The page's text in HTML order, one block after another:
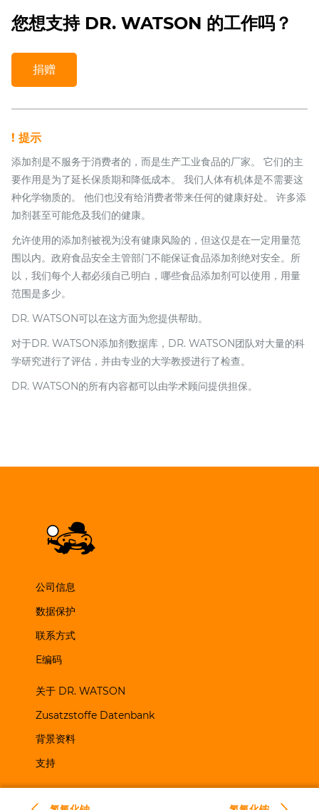
您想支持 DR. WATSON 的工作吗？
捐赠
! 提示
添加剂是不服务于消费者的，而是生产工业食品的厂家。 它们的主
要作用是为了延长保质期和降低成本。 我们人体有机体是不需要这
种化学物质的。 他们也没有给消费者带来任何的健康好处。 许多添
加剂甚至可能危及我们的健康。
允许使用的添加剂被视为没有健康风险的，但这仅是在一定用量范
围以内。政府食品安全主管部门不能保证食品添加剂绝对安全。所
以，我们每个人都必须自己明白，哪些食品添加剂可以使用，用量
范围是多少。
DR. WATSON可以在这方面为您提供帮助。
对于DR. WATSON添加剂数据库，DR. WATSON团队对大量的科
学研究进行了评估，并由专业的大学教授进行了检查。
DR. WATSON的所有内容都可以由学术顾问提供担保。
公司信息
数据保护
联系方式
E编码
关于 DR. WATSON
Zusatzstoffe Datenbank
背景资料
支持